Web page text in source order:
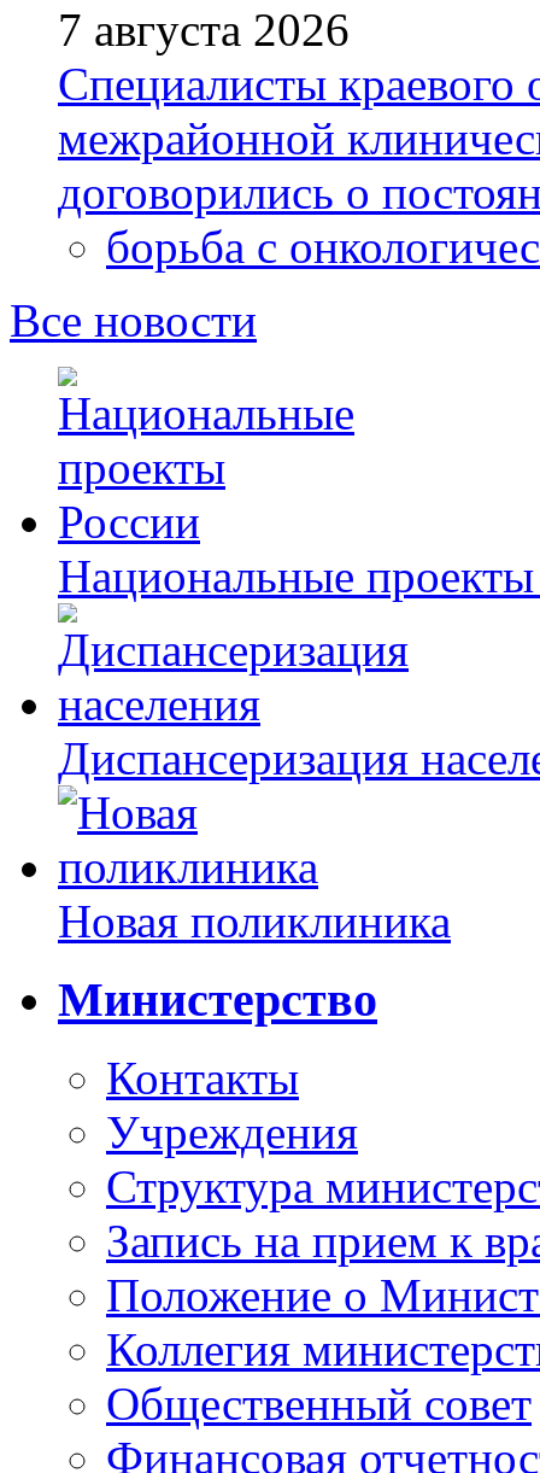
7 августа 2026
Специалисты краевого
межрайонной
договорились о
борьба с
Все новости
Национальные
Диспансеризация
Новая поликлиника
Министерство
Контакты
Учреждения
Структура
Запись на прием к
Положение о
Коллегия
Общественный совет
Финансовая